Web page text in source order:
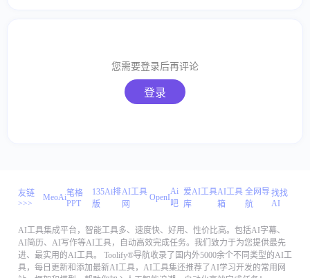
您需要登录后再评论
登录
友链
>>>
MeoAi笔格
PPT
135Ai排
版
AI工具
网
OpenI
Ai
吧
爱AI工具
库
AI工具
箱
全网导
航
找找
AI
AI工具集成平台，智能工具多、速度快、好用、性价比高。包括AI字幕、
AI简历、AI写作等AI工具，自动高效完成任务。我们致力于为您提供最先
进、最实用的AI工具。 Toolify®导航收录了国内外5000余个不同类型的AI工
具，每日更新和添加最新AI工具，AI工具集还推荐了AI学习开发的常用网